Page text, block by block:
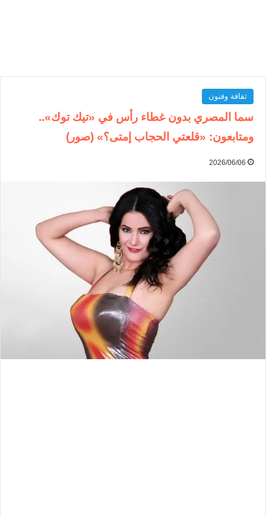
ثقافة وفنون
سما المصري بدون غطاء رأس في «تيك توك»..
ومتابعون: «قلعتي الحجاب إمتى؟» (صور)
2026/06/06